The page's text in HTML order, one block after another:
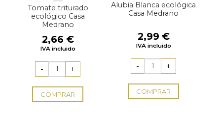
Tomate triturado
ecológico Casa
Medrano
2,66 €
IVA incluido
COMPRAR
Alubia Blanca ecológica
Casa Medrano
2,99 €
IVA incluido
COMPRAR